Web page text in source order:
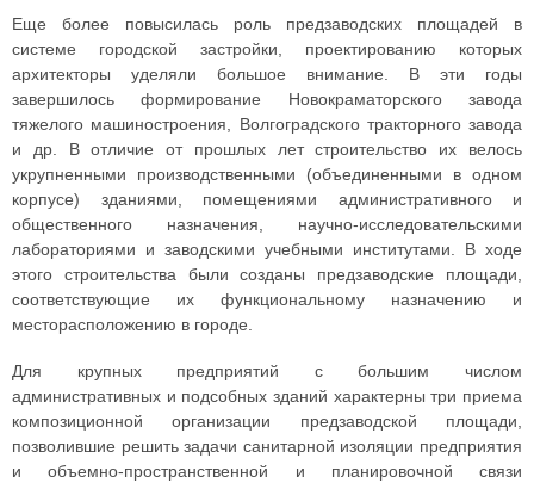
Еще более повысилась роль предзаводских площадей в
системе городской застройки, проектированию которых
архитекторы уделяли большое внимание. В эти годы
завершилось формирование Новокраматорского завода
тяжелого машиностроения, Волгоградского тракторного завода
и др. В отличие от прошлых лет строительство их велось
укрупненными производственными (объединенными в одном
корпусе) зданиями, помещениями административного и
общественного назначения, научно-исследовательскими
лабораториями и заводскими учебными институтами. В ходе
этого строительства были созданы предзаводские площади,
соответствующие их функциональному назначению и
месторасположению в городе.
Для крупных предприятий с большим числом
административных и подсобных зданий характерны три приема
композиционной организации предзаводской площади,
позволившие решить задачи санитарной изоляции предприятия
и объемно-пространственной и планировочной связи